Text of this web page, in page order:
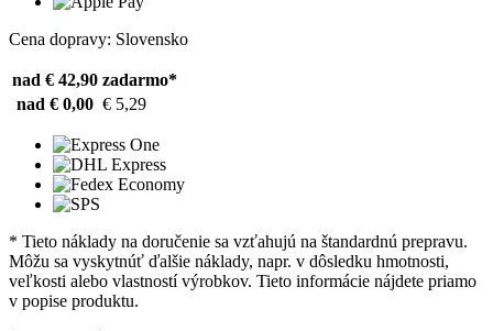
Cena dopravy: Slovensko
nad € 42,90 zadarmo*
nad € 0,00 € 5,29
* Tieto náklady na doručenie sa vzťahujú na štandardnú prepravu.
Môžu sa vyskytnúť ďalšie náklady, napr. v dôsledku hmotnosti,
veľkosti alebo vlastností výrobkov. Tieto informácie nájdete priamo
v popise produktu.